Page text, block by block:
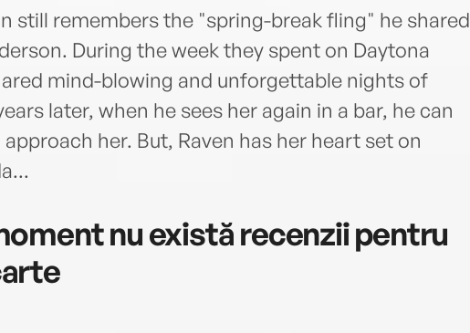
still remembers the "spring-break fling" he shared
During the week they spent on Daytona
mind-blowing and unforgettable nights of
later, when he sees her again in a bar, he can
her. But, Raven has her heart set on
nu există recenzii pentru